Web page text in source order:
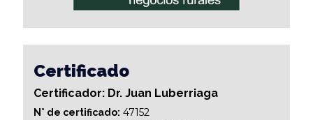
Certificado
Certificador: Dr. Juan Luberriaga
N° de certificado: 47152